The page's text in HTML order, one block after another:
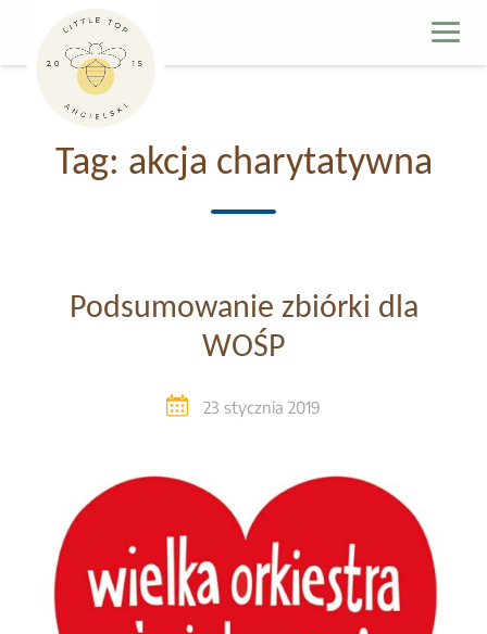
content
Tag: akcja charytatywna
Podsumowanie zbiórki dla
WOŚP
23 stycznia 2019